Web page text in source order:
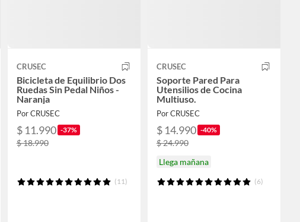
CRUSEC
Bicicleta de Equilibrio Dos
Ruedas Sin Pedal Niños -
Naranja
Por CRUSEC
$ 11.990 -37%
$ 18.990
(11)
CRUSEC
Soporte Pared Para
Utensilios de Cocina
Multiuso.
Por CRUSEC
$ 14.990 -40%
$ 24.990
Llega mañana
(6)